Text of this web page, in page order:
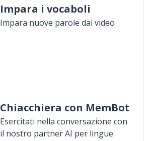
Impara i vocaboli
Impara nuove parole dai video
Chiacchiera con MemBot
Esercitati nella conversazione con
il nostro partner AI per lingue